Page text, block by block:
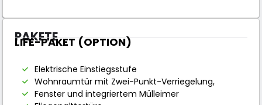
PAKETE
LIFE-PAKET (OPTION)
Elektrische Einstiegsstufe
Wohnraumtür mit Zwei-Punkt-Verriegelung,
Fenster und integriertem Mülleimer